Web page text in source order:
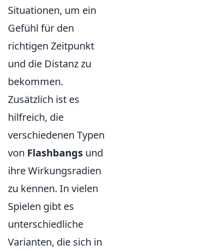
Situationen, um ein
Gefühl für den
richtigen Zeitpunkt
und die Distanz zu
bekommen.
Zusätzlich ist es
hilfreich, die
verschiedenen Typen
von Flashbangs und
ihre Wirkungsradien
zu kennen. In vielen
Spielen gibt es
unterschiedliche
Varianten, die sich in